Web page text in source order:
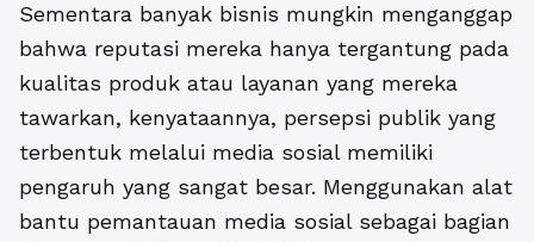
Sementara banyak bisnis mungkin menganggap
bahwa reputasi mereka hanya tergantung pada
kualitas produk atau layanan yang mereka
tawarkan, kenyataannya, persepsi publik yang
terbentuk melalui media sosial memiliki
pengaruh yang sangat besar. Menggunakan alat
bantu pemantauan media sosial sebagai bagian